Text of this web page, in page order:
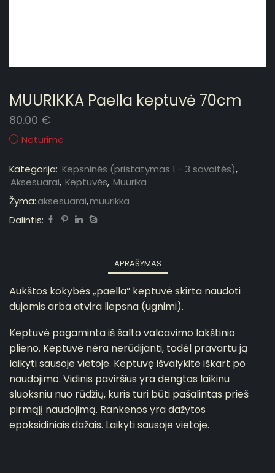
MUURIKKA Paella keptuvė 70cm
80.00 €
Neturime
Kategorija: Kepsninės (pristatymas 1 - 3 savaitės),
Aksesuarai, Keptuvės, Muurika
Žyma:aksesuarai,muurikka
Dalintis:
APRAŠYMAS
Aukštos kokybės „paella“ keptuvė skirta naudoti
dujomis arba atvira liepsna (ugnimi).
Keptuvė pagaminta iš šalto valcavimo lakštinio
plieno. Keptuvė nėra nerūdijanti, todėl pravartu ją
laikyti sausoje vietoje. Keptuvę išvalykite iškart po
naudojimo. Vidinis paviršius yra dengtas laikinu
sluoksniu nuo rūdžių, kuris turi būti pašalintas prieš
pirmąjį naudojimą. Rankenos yra dažytos
epoksidiniais dažais. Laikyti sausoje vietoje.